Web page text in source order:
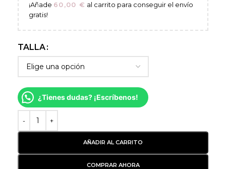
¡Añade 60,00 € al carrito para conseguir el envío
gratis!
TALLA
¿Tienes dudas? ¡Escríbenos!
AÑADIR AL CARRITO
COMPRAR AHORA